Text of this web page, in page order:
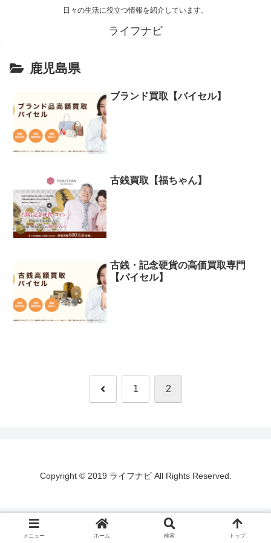
日々の生活に役立つ情報を紹介しています。
ライフナビ
鹿児島県
ブランド買取【バイセル】
古銭買取【福ちゃん】
古銭・記念硬貨の高価買取専門
【バイセル】
前 1 2
Copyright © 2019 ライフナビ All Rights Reserved.
メニュー ホーム 検索 トップ